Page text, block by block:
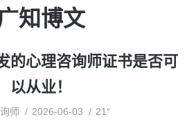
知博文
的心理咨询师证书是否可
以从业！
师 2026-06-03 21°